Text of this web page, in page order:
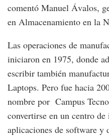
comentó Manuel Ávalos,
en Almacenamiento en la
Las operaciones de
iniciaron en 1975, donde
escribir también
Laptops. Pero fue hacia
nombre por Campus
convertirse en un centro
aplicaciones de software y